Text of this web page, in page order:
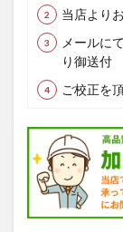
当店より
メールに
り御送付
ご校正を